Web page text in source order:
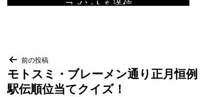
投
稿
ナ
前の投稿
モトスミ・ブレーメン通り正月恒例
駅伝順位当てクイズ！